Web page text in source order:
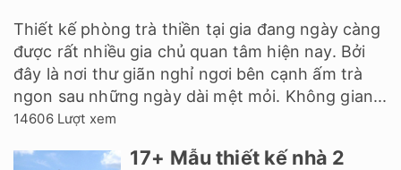
Thiết kế phòng trà thiền tại gia đang ngày càng
được rất nhiều gia chủ quan tâm hiện nay. Bởi
đây là nơi thư giãn nghỉ ngơi bên cạnh ấm trà
ngon sau những ngày dài mệt mỏi. Không gian...
14606 Lượt xem
17+ Mẫu thiết kế nhà 2